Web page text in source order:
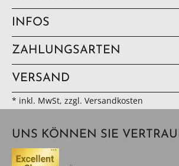
INFOS
ZAHLUNGSARTEN
VERSAND
* inkl. MwSt, zzgl. Versandkosten
UNS KÖNNEN SIE